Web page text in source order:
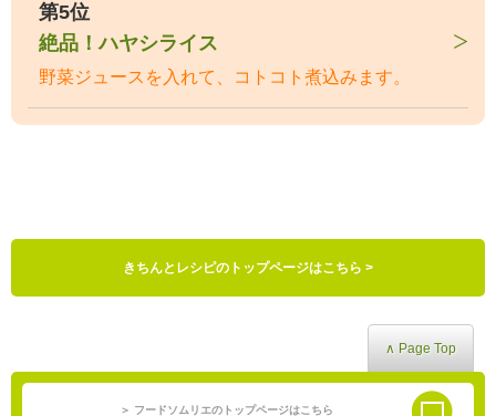
第5位
絶品！ハヤシライス
野菜ジュースを入れて、コトコト煮込みます。
きちんとレシピのトップページはこちら >
∧ Page Top
＞ フードソムリエのトップページはこちら